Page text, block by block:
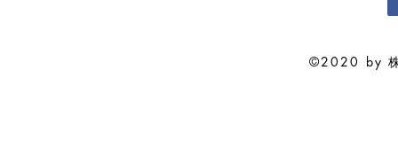
©2020 by